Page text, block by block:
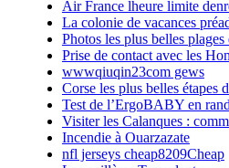
Air France lheure limite
La colonie de vacances
Photos les plus belles plages
Prise de contact avec les
wwwqiuqin23com gews
Corse les plus belles étapes
Test de l’ErgoBABY en
Visiter les Calanques :
Incendie à Ouarzazate
nfl jerseys cheap8209Cheap